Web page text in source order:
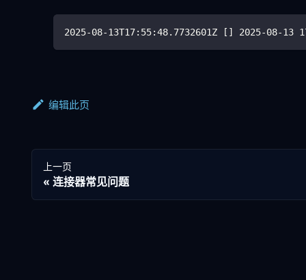
2025-08-13T17:55:48.7732601Z [] 2025-
编辑此页
上一页
连接器常见问题